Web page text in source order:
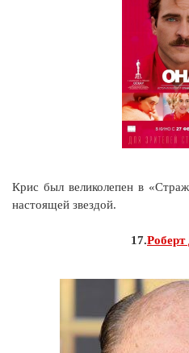
Крис был великолепен в
настоящей звездой.
17.